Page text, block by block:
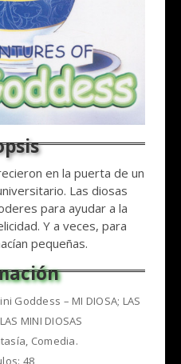
en la puerta de un
Las diosas
para ayudar a la
Y a veces, para
pequeñas.
Goddess – MI DIOSA; LAS
MINI DIOSAS
Comedia.
48